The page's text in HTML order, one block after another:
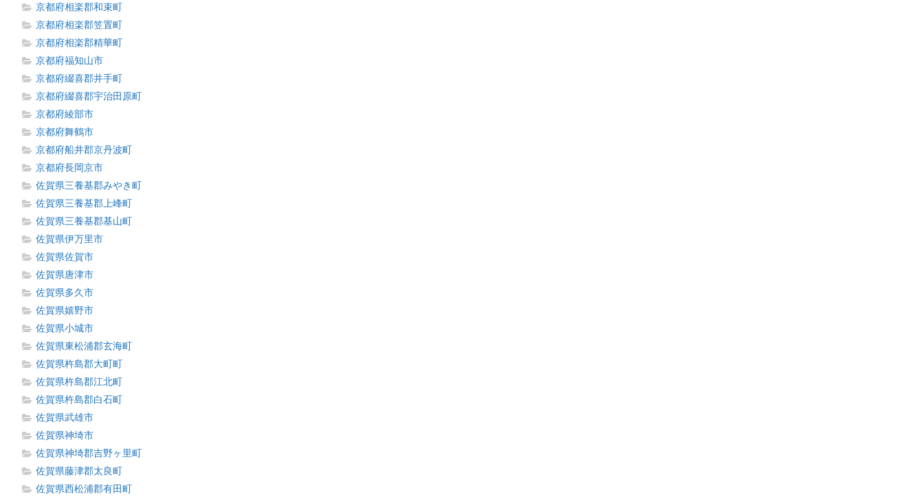
京都府相楽郡和束町
京都府相楽郡笠置町
京都府相楽郡精華町
京都府福知山市
京都府綴喜郡井手町
京都府綴喜郡宇治田原町
京都府綾部市
京都府舞鶴市
京都府船井郡京丹波町
京都府長岡京市
佐賀県三養基郡みやき町
佐賀県三養基郡上峰町
佐賀県三養基郡基山町
佐賀県伊万里市
佐賀県佐賀市
佐賀県唐津市
佐賀県多久市
佐賀県嬉野市
佐賀県小城市
佐賀県東松浦郡玄海町
佐賀県杵島郡大町町
佐賀県杵島郡江北町
佐賀県杵島郡白石町
佐賀県武雄市
佐賀県神埼市
佐賀県神埼郡吉野ヶ里町
佐賀県藤津郡太良町
佐賀県西松浦郡有田町